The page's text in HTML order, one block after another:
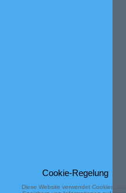
Cookie-Regelung
Diese Website verwendet Cookies, zum